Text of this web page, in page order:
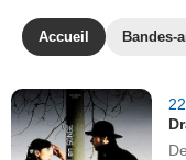
Accueil Bandes-
De